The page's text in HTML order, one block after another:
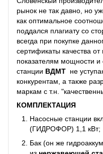
рынок не так давно, но
как оптимальное
поддался плагиату со
всегда при покупке
сертификаты качества
показателям мощности
станции ВДМТ не
конкурентам, а также
маркам с т.н.
КОМПЛЕКТАЦИЯ
Насосные станции
(ГИДРОФОР) 1,1 кВт;
Бак (он же